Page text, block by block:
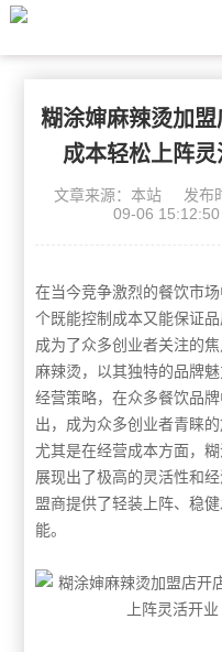
糊涂婶麻辣烫加
成本轻松上阵
文章来源：本站
发布
09-06 15:12:50
在当今竞争激烈的餐饮市
个既能控制成本又能保证品
成为了众多创业者关注的
麻辣烫，以其独特的品牌
经营策略，在众多餐饮品
出，成为众多创业者青睐的
尤其是在经营成本方面，
展现出了极高的灵活性和
盟商提供了轻装上阵、稳
能。